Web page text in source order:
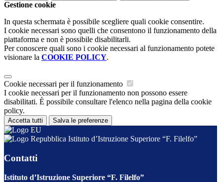
Gestione cookie
In questa schermata è possibile scegliere quali cookie consentire.
I cookie necessari sono quelli che consentono il funzionamento della
piattaforma e non è possibile disabilitarli.
Per conoscere quali sono i cookie necessari al funzionamento potete
visionare la COOKIE POLICY.
Cookie necessari per il funzionamento
I cookie necessari per il funzionamento non possono essere
disabilitati. È possibile consultare l'elenco nella pagina della cookie
policy.
Accetta tutti Salva le preferenze
Istituto d’Istruzione Superiore “F. Filelfo”
Contatti
Istituto d’Istruzione Superiore “F. Filelfo”